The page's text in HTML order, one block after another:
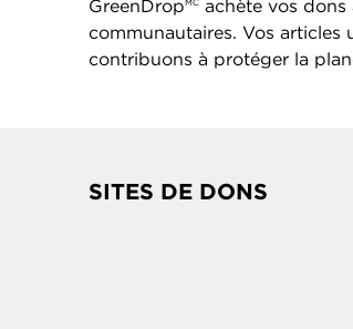
GreenDropMCachète vos dons
communautaires. Vos articles
contribuons à protéger la
SITES DE DONS